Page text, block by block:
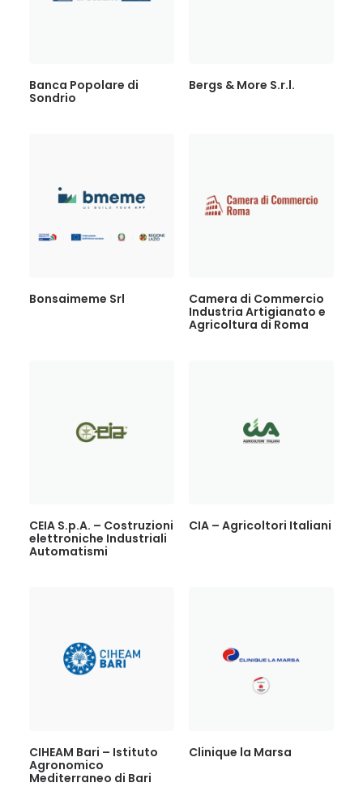
Banca Popolare di
Sondrio
Bergs & More S.r.l.
Bonsaimeme Srl
Camera di Commercio
Industria Artigianato e
Agricoltura di Roma
CEIA S.p.A. – Costruzioni
elettroniche Industriali
Automatismi
CIA – Agricoltori Italiani
CIHEAM Bari – Istituto
Agronomico
Mediterraneo di Bari
Clinique la Marsa